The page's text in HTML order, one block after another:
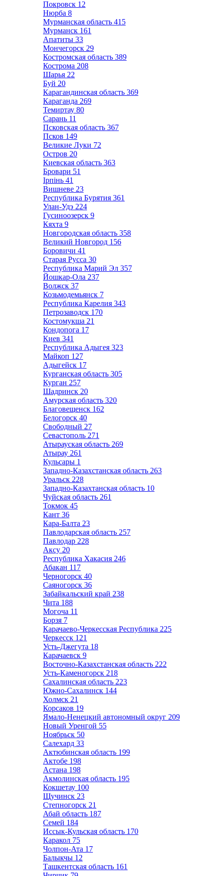
Покровск 12
Нюрба 8
Мурманская область 415
Мурманск 161
Апатиты 33
Мончегорск 29
Костромская область 389
Кострома 208
Шарья 22
Буй 20
Карагандинская область 369
Караганда 269
Темиртау 80
Сарань 11
Псковская область 367
Псков 149
Великие Луки 72
Остров 20
Киевская область 363
Бровари 51
Ірпінь 41
Вишневе 23
Республика Бурятия 361
Улан-Удэ 224
Гусиноозерск 9
Кяхта 9
Новгородская область 358
Великий Новгород 156
Боровичи 41
Старая Русса 30
Республика Марий Эл 357
Йошкар-Ола 237
Волжск 37
Козьмодемьянск 7
Республика Карелия 343
Петрозаводск 170
Костомукша 21
Кондопога 17
Киев 341
Республика Адыгея 323
Майкоп 127
Адыгейск 17
Курганская область 305
Курган 257
Шадринск 20
Амурская область 320
Благовещенск 162
Белогорск 40
Свободный 27
Севастополь 271
Атырауская область 269
Атырау 261
Кульсары 1
Западно-Казахстанская область 263
Уральск 228
Западно-Казахтанская область 10
Чуйская область 261
Токмок 45
Кант 36
Кара-Балта 23
Павлодарская область 257
Павлодар 228
Аксу 20
Республика Хакасия 246
Абакан 117
Черногорск 40
Саяногорск 36
Забайкальский край 238
Чита 188
Могоча 11
Борзя 7
Карачаево-Черкесская Республика 225
Черкесск 121
Усть-Джегута 18
Карачаевск 9
Восточно-Казахстанская область 222
Усть-Каменогорск 218
Сахалинская область 223
Южно-Сахалинск 144
Холмск 21
Корсаков 19
Ямало-Ненецкий автономный округ 209
Новый Уренгой 55
Ноябрьск 50
Салехард 33
Актюбинская область 199
Актобе 198
Астана 198
Акмолинская область 195
Кокшетау 100
Щучинск 23
Степногорск 21
Абай область 187
Семей 184
Иссык-Кульская область 170
Каракол 75
Чолпон-Ата 17
Балыкчы 12
Ташкентская область 161